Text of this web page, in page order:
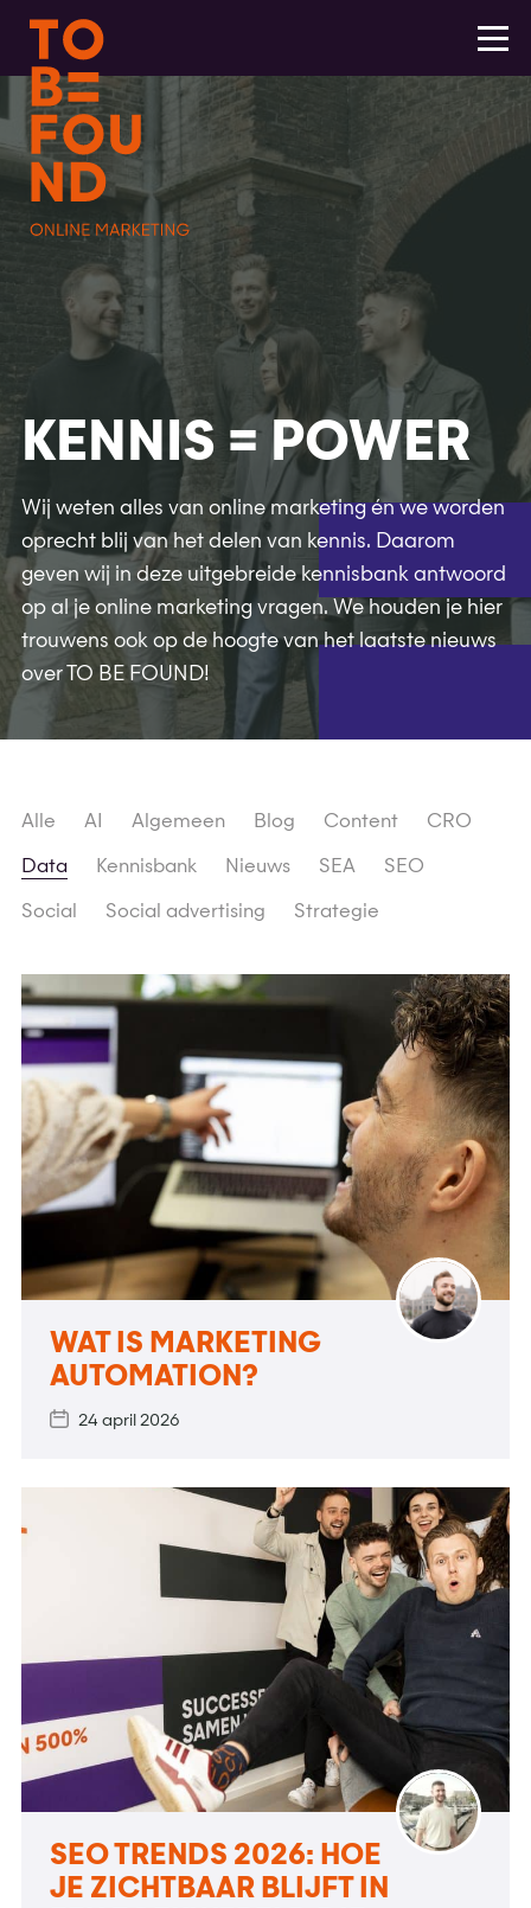
KENNIS = POWER
Wij weten alles van online marketing én we worden
oprecht blij van het delen van kennis. Daarom
geven wij in deze uitgebreide kennisbank antwoord
op al je online marketing vragen. We houden je hier
trouwens ook op de hoogte van het laatste nieuws
over TO BE FOUND!
Alle AI Algemeen Blog Content CRO
Data Kennisbank Nieuws SEA SEO
Social Social advertising Strategie
WAT IS MARKETING
AUTOMATION?
24 april 2026
SEO TRENDS 2026: HOE
JE ZICHTBAAR BLIJFT IN